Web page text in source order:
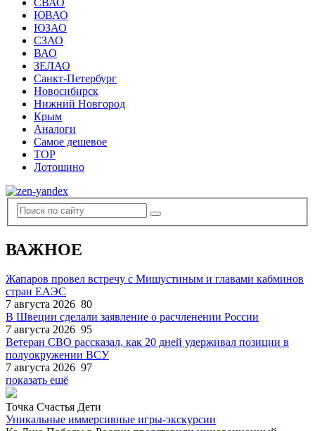
СВАО
ЮВАО
ЮЗАО
СЗАО
ВАО
ЗЕЛАО
Санкт-Петербург
Новосибирск
Нижний Новгород
Крым
Аналоги
Самое дешевое
TOP
Лотошино
ВАЖНОЕ
Жапаров провел встречу с Мишустиным и главами кабминов
стран ЕАЭС
7 августа 2026 80
В Швеции сделали заявление о расчленении России
7 августа 2026 95
Ветеран СВО рассказал, как 20 дней удерживал позиции в
полуокружении ВСУ
7 августа 2026 97
показать ещё
Точка Счастья Дети
Уникальные иммерсивные игры-экскурсии